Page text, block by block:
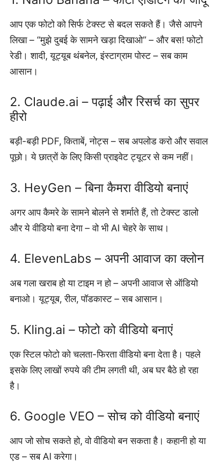
आप एक फोटो को सिर्फ टेक्स्ट से बदल सकते हैं। जैसे आपने
लिखा – “मुझे दुबई के सामने खड़ा दिखाओ” – और बस! फोटो
रेडी। शादी, यूट्यूब थंबनेल, इंस्टाग्राम पोस्ट – सब काम
आसान।
2. Claude.ai – पढ़ाई और रिसर्च का सुपर
हीरो
बड़ी-बड़ी PDF, किताबें, नोट्स – सब अपलोड करो और सवाल
पूछो। ये छात्रों के लिए किसी प्राइवेट ट्यूटर से कम नहीं।
3. HeyGen – बिना कैमरा वीडियो बनाएं
अगर आप कैमरे के सामने बोलने से शर्माते हैं, तो टेक्स्ट डालो
और ये वीडियो बना देगा – वो भी AI चेहरे के साथ।
4. ElevenLabs – अपनी आवाज का क्लोन
अब गला खराब हो या टाइम न हो – अपनी आवाज से ऑडियो
बनाओ। यूट्यूब, रील, पॉडकास्ट – सब आसान।
5. Kling.ai – फोटो को वीडियो बनाएं
एक स्टिल फोटो को चलता-फिरता वीडियो बना देता है। पहले
इसके लिए लाखों रुपये की टीम लगती थी, अब घर बैठे हो रहा
है।
6. Google VEO – सोच को वीडियो बनाएं
आप जो सोच सकते हो, वो वीडियो बन सकता है। कहानी हो या
एड – सब AI करेगा।